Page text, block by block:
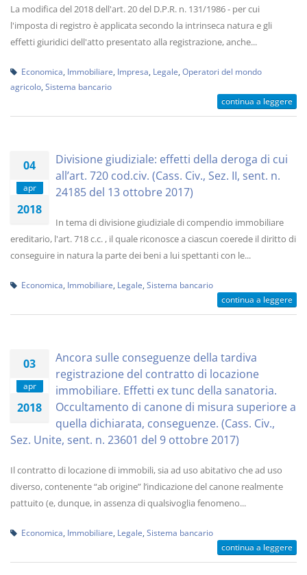
La modifica del 2018 dell'art. 20 del D.P.R. n. 131/1986 - per cui
l'imposta di registro è applicata secondo la intrinseca natura e gli
effetti giuridici dell'atto presentato alla registrazione, anche...
Economica Immobiliare Impresa Legale Operatori del mondo
agricolo Sistema bancario
continua a leggere
04
apr
2018
Divisione giudiziale: effetti della deroga di cui
all’art. 720 cod.civ. (Cass. Civ., Sez. II, sent. n.
24185 del 13 ottobre 2017)
In tema di divisione giudiziale di compendio immobiliare
ereditario, l'art. 718 c.c. , il quale riconosce a ciascun coerede il diritto di
conseguire in natura la parte dei beni a lui spettanti con le...
Economica Immobiliare Legale Sistema bancario
continua a leggere
03
apr
2018
Ancora sulle conseguenze della tardiva
registrazione del contratto di locazione
immobiliare. Effetti ex tunc della sanatoria.
Occultamento di canone di misura superiore a
quella dichiarata, conseguenze. (Cass. Civ.,
Sez. Unite, sent. n. 23601 del 9 ottobre 2017)
Il contratto di locazione di immobili, sia ad uso abitativo che ad uso
diverso, contenente “ab origine” l’indicazione del canone realmente
pattuito (e, dunque, in assenza di qualsivoglia fenomeno...
Economica Immobiliare Legale Sistema bancario
continua a leggere